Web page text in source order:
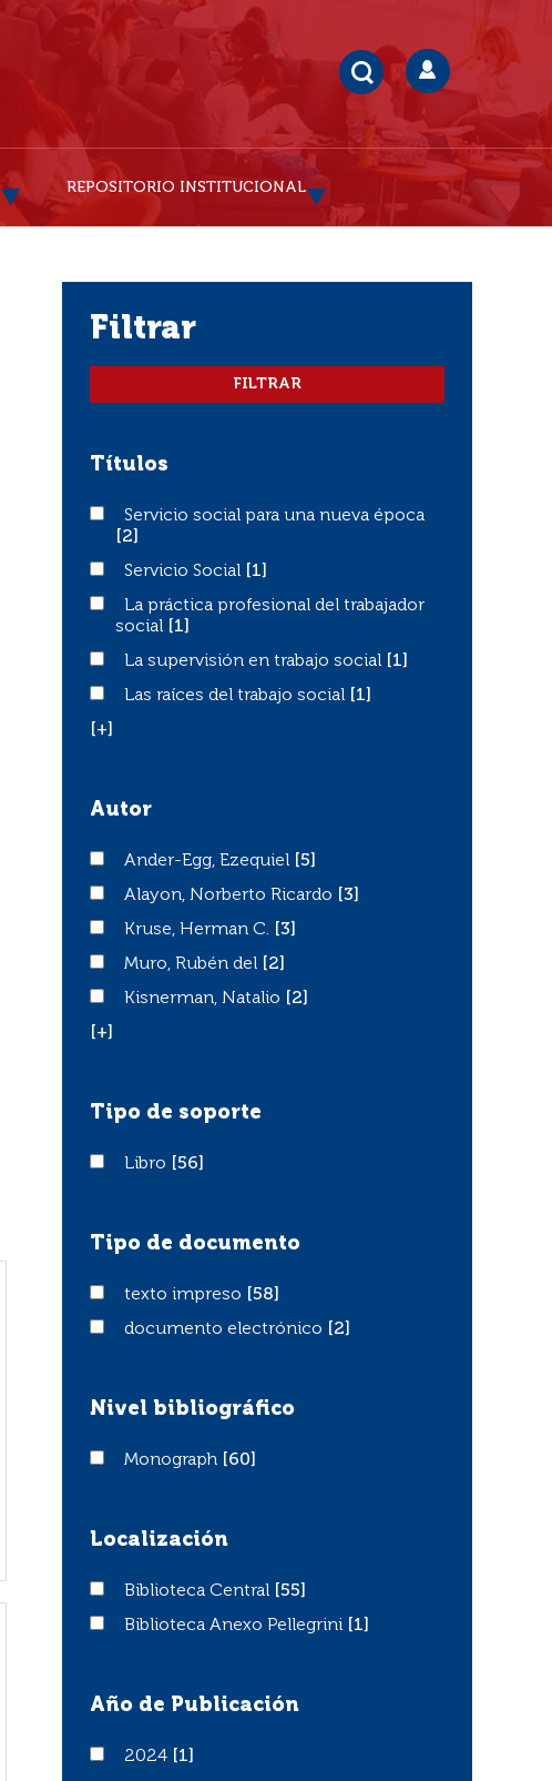
REPOSITORIO INSTITUCIONAL
filtrar
Títulos
Servicio social para una nueva época
Servicio social para una nueva época
[2]
Servicio Social
Servicio Social
[1]
La práctica profesional del trabajador social
La práctica profesional del trabajador
social
[1]
La supervisión en trabajo social
La supervisión en trabajo social
[1]
Las raíces del trabajo social
Las raíces del trabajo social
[1]
[+]
Autor
Ander-Egg, Ezequiel
Ander-Egg, Ezequiel
[5]
Alayon, Norberto Ricardo
Alayon, Norberto Ricardo
[3]
Kruse, Herman C.
Kruse, Herman C.
[3]
Muro, Rubén del
Muro, Rubén del
[2]
Kisnerman, Natalio
Kisnerman, Natalio
[2]
[+]
Tipo de soporte
LibroLibro [56]
Tipo de documento
texto impreso
texto impreso
[58]
documento electrónico
documento electrónico [2]
Nivel bibliográfico
Monograph
Monograph [60]
Localización
Biblioteca Central
Biblioteca Central
[55]
Biblioteca Anexo Pellegrini
Biblioteca Anexo Pellegrini [1]
Año de Publicación
20242024
[1]